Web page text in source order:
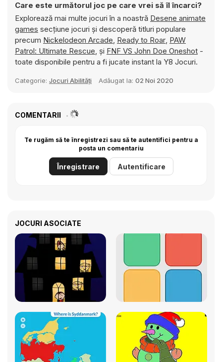
Care este următorul joc pe care vrei să îl încarci?
Explorează mai multe jocuri în a noastră Desene animate
games secțiune jocuri și descoperă titluri populare
precum Nickelodeon Arcade, Ready to Roar, PAW
Patrol: Ultimate Rescue, și FNF VS John Doe Oneshot -
toate disponibile pentru a fi jucate instant la Y8 Jocuri.
Categorie: Jocuri Abilități Adăugat la: 02 Noi 2020
COMENTARII
Te rugăm să te înregistrezi sau să te autentifici pentru a
posta un comentariu
Înregistrare Autentificare
JOCURI ASOCIATE